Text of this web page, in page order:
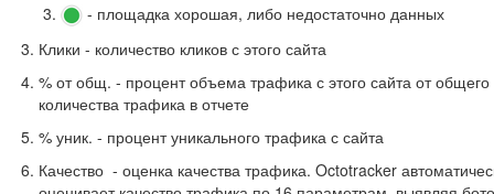
- площадка хорошая, либо недостаточно данных
Клики - количество кликов с этого сайта
% от общ. - процент объема трафика с этого сайта от общего
количества трафика в отчете
% уник. - процент уникального трафика с сайта
Качество - оценка качества трафика. Octotracker